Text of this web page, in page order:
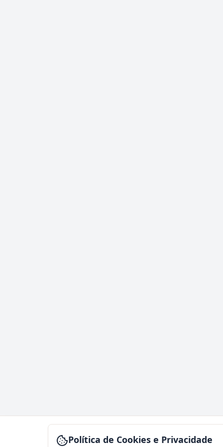
Política de Cookies e Privacidade